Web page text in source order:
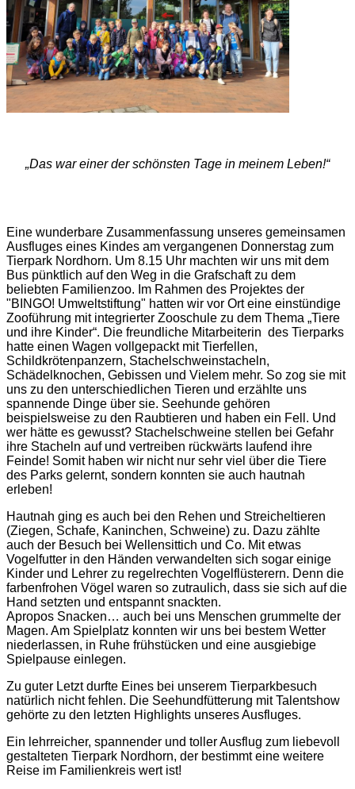
„Das war einer der schönsten Tage in meinem Leben!“
Eine wunderbare Zusammenfassung unseres gemeinsamen
Ausfluges eines Kindes am vergangenen Donnerstag zum
Tierpark Nordhorn. Um 8.15 Uhr machten wir uns mit dem
Bus pünktlich auf den Weg in die Grafschaft zu dem
beliebten Familienzoo. Im Rahmen des Projektes der
"BINGO! Umweltstiftung" hatten wir vor Ort eine einstündige
Zooführung mit integrierter Zooschule zu dem Thema „Tiere
und ihre Kinder“. Die freundliche Mitarbeiterin des Tierparks
hatte einen Wagen vollgepackt mit Tierfellen,
Schildkrötenpanzern, Stachelschweinstacheln,
Schädelknochen, Gebissen und Vielem mehr. So zog sie mit
uns zu den unterschiedlichen Tieren und erzählte uns
spannende Dinge über sie. Seehunde gehören
beispielsweise zu den Raubtieren und haben ein Fell. Und
wer hätte es gewusst? Stachelschweine stellen bei Gefahr
ihre Stacheln auf und vertreiben rückwärts laufend ihre
Feinde! Somit haben wir nicht nur sehr viel über die Tiere
des Parks gelernt, sondern konnten sie auch hautnah
erleben!
Hautnah ging es auch bei den Rehen und Streicheltieren
(Ziegen, Schafe, Kaninchen, Schweine) zu. Dazu zählte
auch der Besuch bei Wellensittich und Co. Mit etwas
Vogelfutter in den Händen verwandelten sich sogar einige
Kinder und Lehrer zu regelrechten Vogelflüsterern. Denn die
farbenfrohen Vögel waren so zutraulich, dass sie sich auf die
Hand setzten und entspannt snackten.
Apropos Snacken… auch bei uns Menschen grummelte der
Magen. Am Spielplatz konnten wir uns bei bestem Wetter
niederlassen, in Ruhe frühstücken und eine ausgiebige
Spielpause einlegen.
Zu guter Letzt durfte Eines bei unserem Tierparkbesuch
natürlich nicht fehlen. Die Seehundfütterung mit Talentshow
gehörte zu den letzten Highlights unseres Ausfluges.
Ein lehrreicher, spannender und toller Ausflug zum liebevoll
gestalteten Tierpark Nordhorn, der bestimmt eine weitere
Reise im Familienkreis wert ist!